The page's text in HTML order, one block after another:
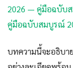
2026 — คู่มือฉบับ
คู่มือฉบับสมบูรณ์
บทความนี้จะอธิบา